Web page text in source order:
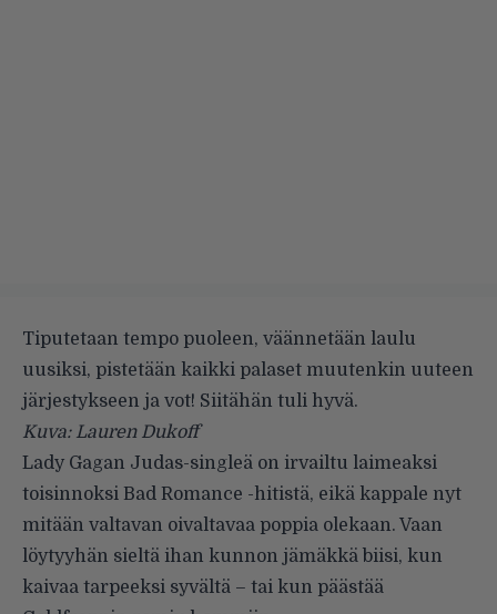
Tiputetaan tempo puoleen, väännetään laulu
uusiksi, pistetään kaikki palaset muutenkin uuteen
järjestykseen ja vot! Siitähän tuli hyvä.
Kuva: Lauren Dukoff
Lady Gagan Judas-singleä on irvailtu laimeaksi
toisinnoksi Bad Romance -hitistä, eikä kappale nyt
mitään valtavan oivaltavaa poppia olekaan. Vaan
löytyyhän sieltä ihan kunnon jämäkkä biisi, kun
kaivaa tarpeeksi syvältä – tai kun päästää